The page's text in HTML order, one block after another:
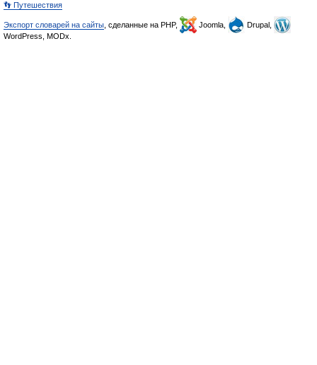
👣 Путешествия
Экспорт словарей на сайты , сделанные на PHP, Joomla,
Drupal,
WordPress, MODx.